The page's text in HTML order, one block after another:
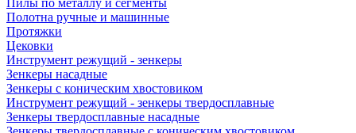
Пилы по металлу и сегменты
Полотна ручные и машинные
Протяжки
Цековки
Инструмент режущий - зенкеры
Зенкеры насадные
Зенкеры с коническим хвостовиком
Инструмент режущий - зенкеры твердосплавные
Зенкеры твердосплавные насадные